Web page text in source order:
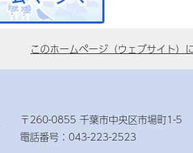
このホームページ（ウェブサイト）
〒260-0855 千葉市中央区市場町1-5
電話番号：043-223-2523